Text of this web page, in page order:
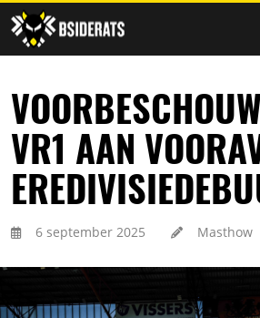
VR1 AAN
6 september 2025 Masthow